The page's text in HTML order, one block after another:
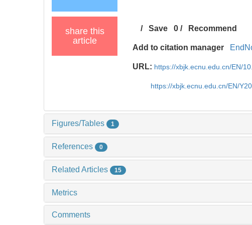
share this
article
/Save 0 / Recommend
Add to citation manager
URL: https://xbjk.ecnu.edu.cn/EN/
https://xbjk.ecnu.edu.cn/EN/
Figures/Tables 1
References 0
Related Articles 15
Metrics
Comments